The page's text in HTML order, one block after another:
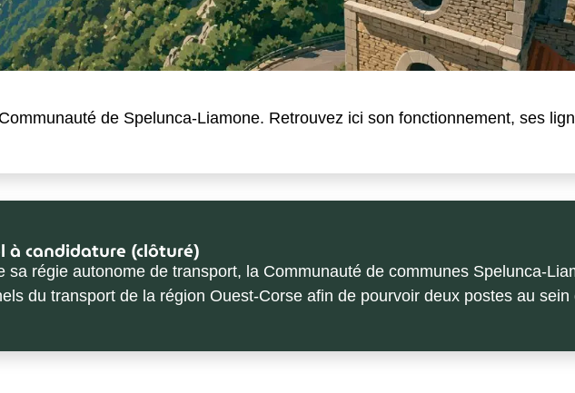
de Spelunca-Liamone. Retrouvez ici son fonctionnement, ses
à candidature (clôturé)
sa régie autonome de transport, la Communauté de communes Spelunca-
du transport de la région Ouest-Corse afin de pourvoir deux postes au sein